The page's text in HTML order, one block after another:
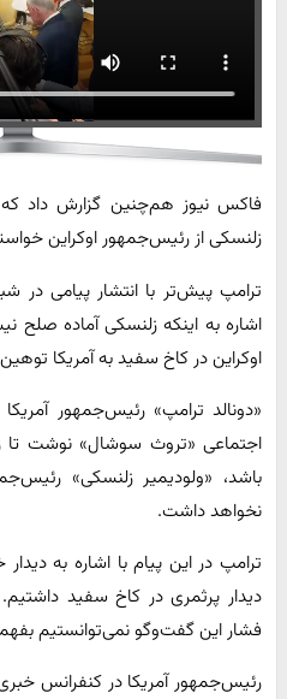
فاکس نیوز هم‌چنین گزارش داد
زلنسکی از رئیس‌جمهور اوکراین
ترامپ پیش‌تر با انتشار پیامی در
اشاره به اینکه زلنسکی آماده
اوکراین در کاخ سفید به آمریکا
«دونالد ترامپ» رئیس‌جمهور
اجتماعی «تروث سوشال» نوشت تا
باشد، «ولودیمیر زلنسکی»
نخواهد داشت.
ترامپ در این پیام با اشاره به
دیدار پرثمری در کاخ سفید
فشار این گفت‌وگو نمی‌توانستیم
رئیس‌جمهور آمریکا در کنفرانس